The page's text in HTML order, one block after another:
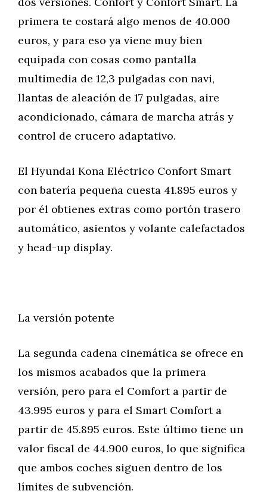
primera te costará algo menos de 40.000
euros, y para eso ya viene muy bien
equipada con cosas como pantalla
multimedia de 12,3 pulgadas con navi,
llantas de aleación de 17 pulgadas, aire
acondicionado, cámara de marcha atrás y
control de crucero adaptativo.
El Hyundai Kona Eléctrico Confort Smart
con batería pequeña cuesta 41.895 euros y
por él obtienes extras como portón trasero
automático, asientos y volante calefactados
y head-up display.
La versión potente
La segunda cadena cinemática se ofrece en
los mismos acabados que la primera
versión, pero para el Comfort a partir de
43.995 euros y para el Smart Comfort a
partir de 45.895 euros. Este último tiene un
valor fiscal de 44.900 euros, lo que significa
que ambos coches siguen dentro de los
límites de subvención.